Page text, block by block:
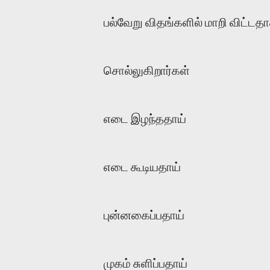
பல்வேறு விதங்களில் மாறி
சொல்லுகிறார்கள்
எடை இழந்ததாய்
எடை கூடியதாய்
புன்னகைப்பதாய்
முகம் சுளிப்பதாய்